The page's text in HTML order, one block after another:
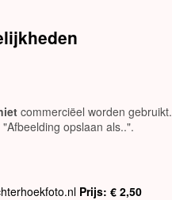
commerciëel worden gebruikt.
opslaan als..".
Prijs: € 2,50